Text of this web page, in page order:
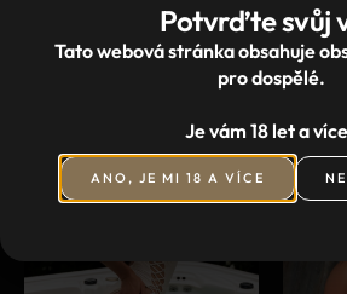
Potvrďte svůj
Tato webová stránka obsahuje
pro dospělé.
Je vám 18 let a
ANO, JE MI 18 A VÍCE